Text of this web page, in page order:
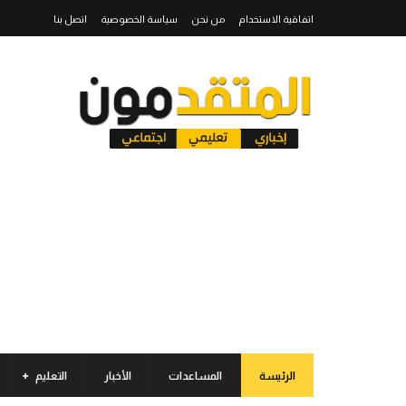
اتفاقية الاستخدام من نحن سياسة الخصوصية اتصل بنا
الرئيسة المساعدات الأخبار التعليم